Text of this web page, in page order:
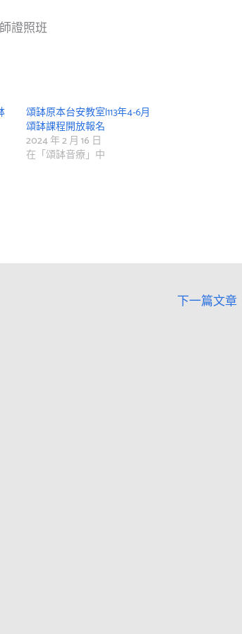
證照班
頌缽原本台安教室|113年4-6月
頌缽課程開放報名
2024 年 2 月 16 日
在「頌缽音療」中
下一篇文章